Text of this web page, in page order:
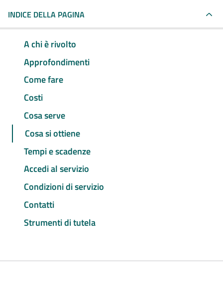
INDICE DELLA PAGINA
A chi è rivolto
Approfondimenti
Come fare
Costi
Cosa serve
Cosa si ottiene
Tempi e scadenze
Accedi al servizio
Condizioni di servizio
Contatti
Strumenti di tutela